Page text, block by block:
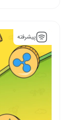
پیشرفته